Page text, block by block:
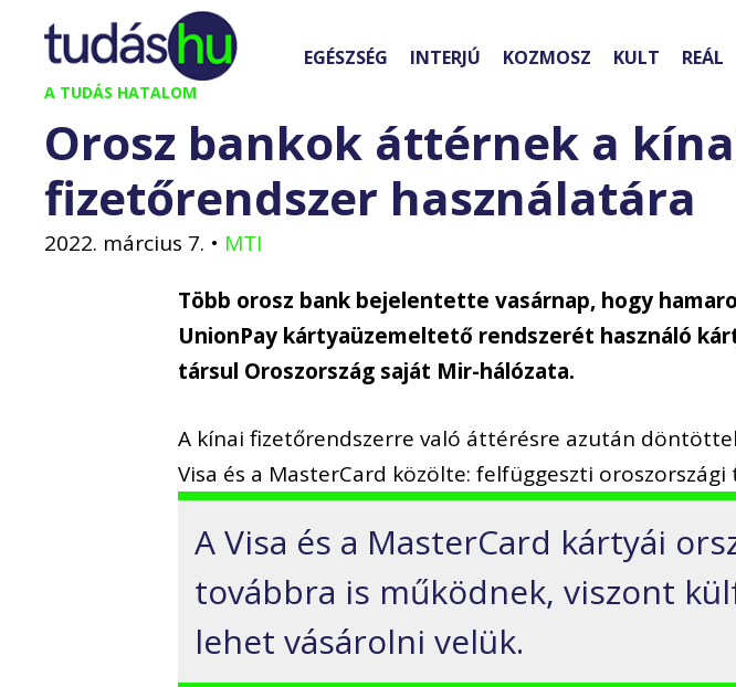
Kilépés
tartalomba
A TUDÁS HATALOM
EGÉSZSÉG INTERJÚ KOZMOSZ KULT REÁL
Orosz bankok áttérnek a
fizetőrendszer használatára
2022. március 7. • MTI
Több orosz bank bejelentette vasárnap, hogy
UnionPay kártyaüzemeltető rendszerét használó
társul Oroszország saját Mir-hálózata.
A kínai fizetőrendszerre való áttérésre azután
Visa és a MasterCard közölte: felfüggeszti oroszországi
A Visa és a MasterCard kártyái
továbbra is működnek, viszont
lehet vásárolni velük.